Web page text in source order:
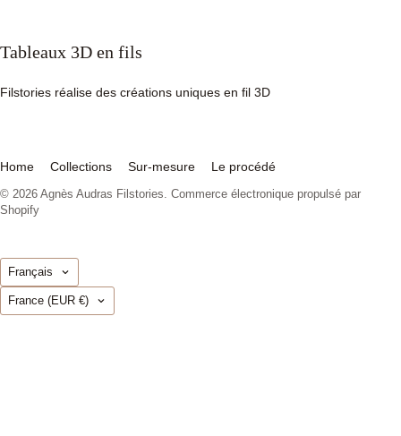
Tableaux 3D en fils
Filstories réalise des créations uniques en fil 3D
Home Collections Sur-mesure Le procédé
© 2026 Agnès Audras Filstories Commerce électronique propulsé par
Shopify
Langue
Français
Pays
France (EUR €)